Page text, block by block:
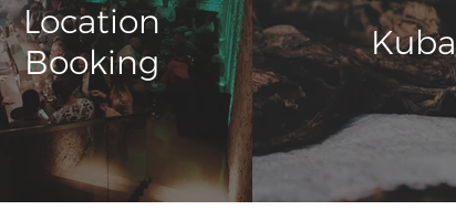
Location
Booking
Kuba